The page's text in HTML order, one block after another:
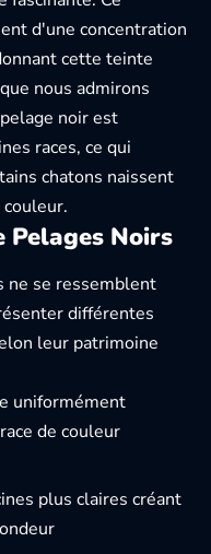
d'une concentration
cette teinte
nous admirons
noir est
races, ce qui
chatons naissent
Pelages Noirs
ne se ressemblent
différentes
leur patrimoine
uniformément
de couleur
plus claires créant